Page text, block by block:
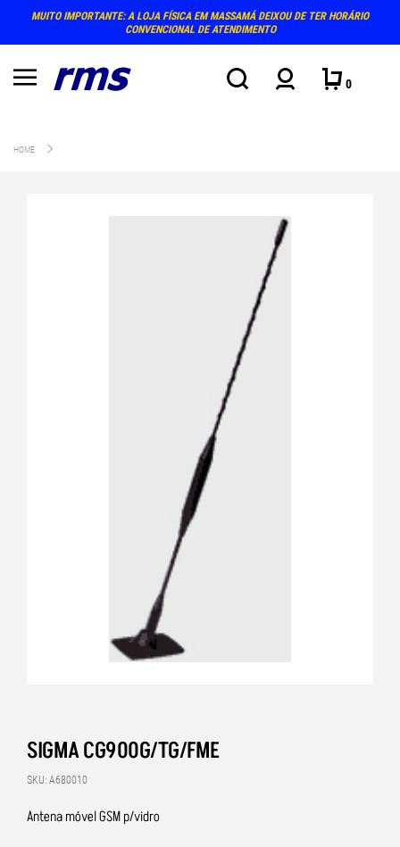
MUITO IMPORTANTE: A LOJA FÍSICA EM MASSAMÁ DEIXOU DE TER HORÁRIO
CONVENCIONAL DE ATENDIMENTO
0
HOME
SIGMA CG900G/TG/FME
SKU: A680010
Antena móvel GSM p/vidro